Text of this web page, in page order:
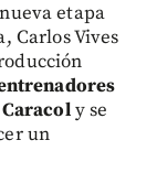
etapa
Carlos Vives
y se
un